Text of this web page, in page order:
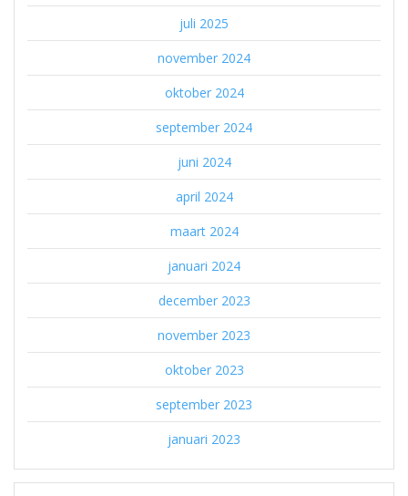
juli 2025
november 2024
oktober 2024
september 2024
juni 2024
april 2024
maart 2024
januari 2024
december 2023
november 2023
oktober 2023
september 2023
januari 2023